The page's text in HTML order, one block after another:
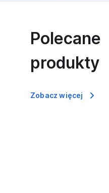
Polecane
produkty
Zobacz więcej